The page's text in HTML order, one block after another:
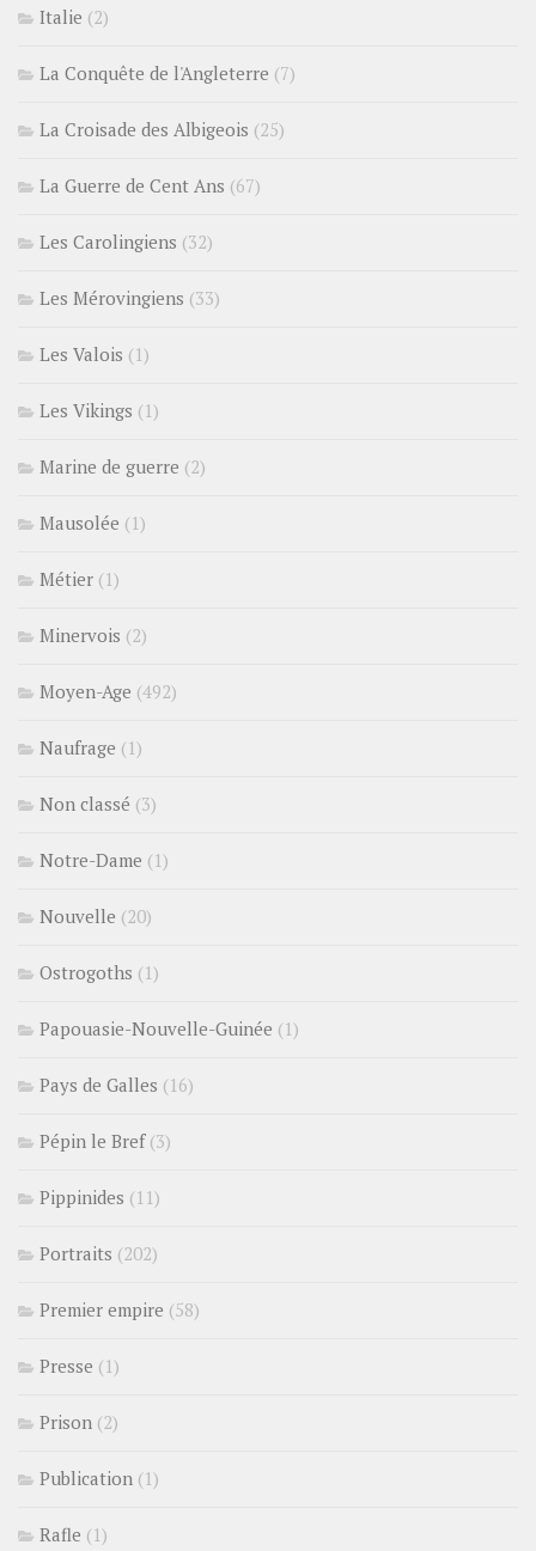
Italie (2)
La Conquête de l'Angleterre (7)
La Croisade des Albigeois (25)
La Guerre de Cent Ans (67)
Les Carolingiens (32)
Les Mérovingiens (33)
Les Valois (1)
Les Vikings (1)
Marine de guerre (2)
Mausolée (1)
Métier (1)
Minervois (2)
Moyen-Age (492)
Naufrage (1)
Non classé (3)
Notre-Dame (1)
Nouvelle (20)
Ostrogoths (1)
Papouasie-Nouvelle-Guinée (1)
Pays de Galles (16)
Pépin le Bref(3)
Pippinides (11)
Portraits (202)
Premier empire (58)
Presse (1)
Prison (2)
Publication (1)
Rafle (1)